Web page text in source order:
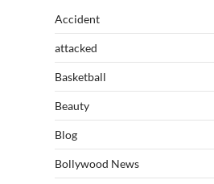
Accident
attacked
Basketball
Beauty
Blog
Bollywood News